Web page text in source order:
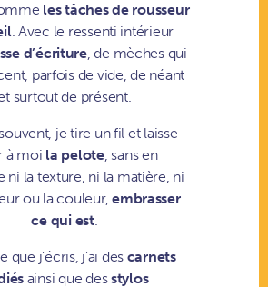
les tâches de rousseur
. Avec le ressenti intérieur
d’écriture, de mèches qui
parfois de vide, de néant
surtout de présent.
je tire un fil et laisse
à moi la pelote, sans en
ni la texture, ni la matière, ni
ou la couleur,embrasser
ce qui est.
que j’écris, j’ai des carnets
ainsi que desstylos